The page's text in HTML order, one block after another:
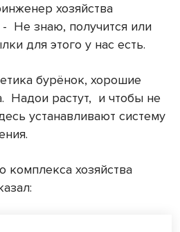
хозяйства
Не знаю, получится или
для этого у нас есть.
бурёнок, хорошие
Надои растут, и чтобы не
устанавливают систему
комплекса хозяйства